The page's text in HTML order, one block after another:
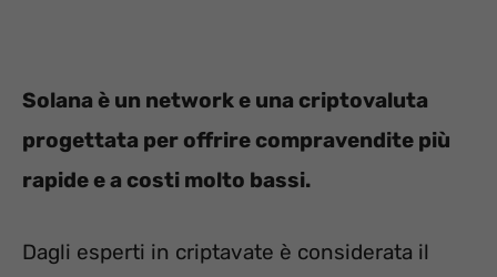
Solana è un network e una criptovaluta
progettata per offrire compravendite più
rapide e a costi molto bassi.
Dagli esperti in criptavate è considerata il